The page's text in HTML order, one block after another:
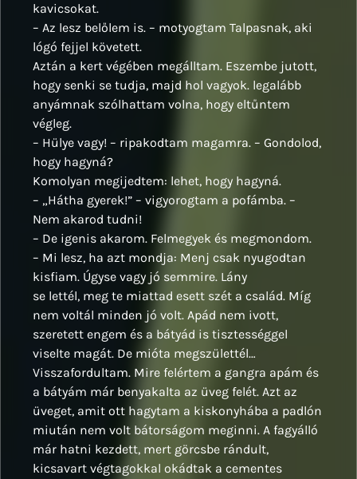
kavicsokat.
– Az lesz belőlem is. – motyogtam Talpasnak, aki
lógó fejjel követett.
Aztán a kert végében megálltam. Eszembe jutott,
hogy senki se tudja, majd hol vagyok. legalább
anyámnak szólhattam volna, hogy eltűntem
végleg.
– Hülye vagy! – ripakodtam magamra. – Gondolod,
hogy hagyná?
Komolyan megijedtem: lehet, hogy hagyná.
– „Hátha gyerek!” – vigyorogtam a pofámba. –
Nem akarod tudni!
– De igenis akarom. Felmegyek és megmondom.
– Mi lesz, ha azt mondja: Menj csak nyugodtan
kisfiam. Úgyse vagy jó semmire. Lány
se lettél, meg te miattad esett szét a család. Míg
nem voltál minden jó volt. Apád nem ivott,
szeretett engem és a bátyád is tisztességgel
viselte magát. De mióta megszülettél…
Visszafordultam. Mire felértem a gangra apám és
a bátyám már benyakalta az üveg felét. Azt az
üveget, amit ott hagytam a kiskonyhába a padlón
miután nem volt bátorságom meginni. A fagyálló
már hatni kezdett, mert görcsbe rándult,
kicsavart végtagokkal okádtak a cementes